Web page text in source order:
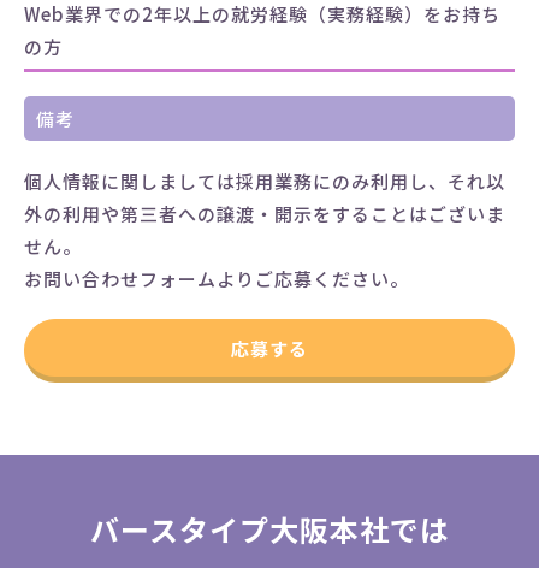
Web業界での2年以上の就労経験（実務経験）をお持ち
の方
備考
個⼈情報に関しましては採⽤業務にのみ利⽤し、それ以
外の利⽤や第三者への譲渡・開⽰をすることはございま
せん。
お問い合わせフォームよりご応募ください。
応募する
バースタイプ大阪本社では